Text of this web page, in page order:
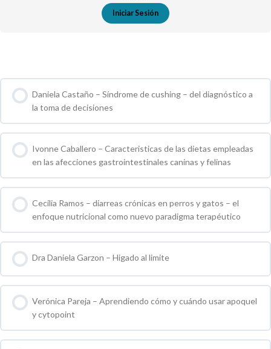
Iniciar Sesión
Daniela Castaño – Síndrome de cushing – del diagnóstico a
la toma de decisiones
0 % COMPLETO 0 / 0 pasos
Ivonne Caballero – Caracteristicas de las dietas empleadas
en las afecciones gastrointestinales caninas y felinas
0 % COMPLETO 0 / 0 pasos
Cecilia Ramos – diarreas crónicas en perros y gatos – el
enfoque nutricional como nuevo paradigma terapéutico
0 % COMPLETO 0 / 0 pasos
Dra Daniela Garzon – Higado al limite
0 % COMPLETO 0 / 0 pasos
Verónica Pareja – Aprendiendo cómo y cuándo usar apoquel
y cytopoint
0 % COMPLETO 0 / 0 pasos